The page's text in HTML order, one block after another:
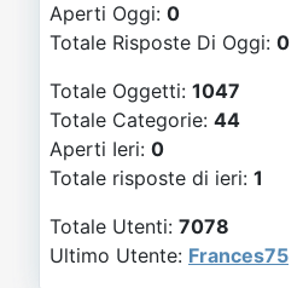
Forum
Aperti Oggi: 0
Totale Risposte Di Oggi: 0
Totale Oggetti: 1047
Totale Categorie: 44
Aperti Ieri: 0
Totale risposte di ieri: 1
Totale Utenti: 7078
Ultimo Utente: Frances75